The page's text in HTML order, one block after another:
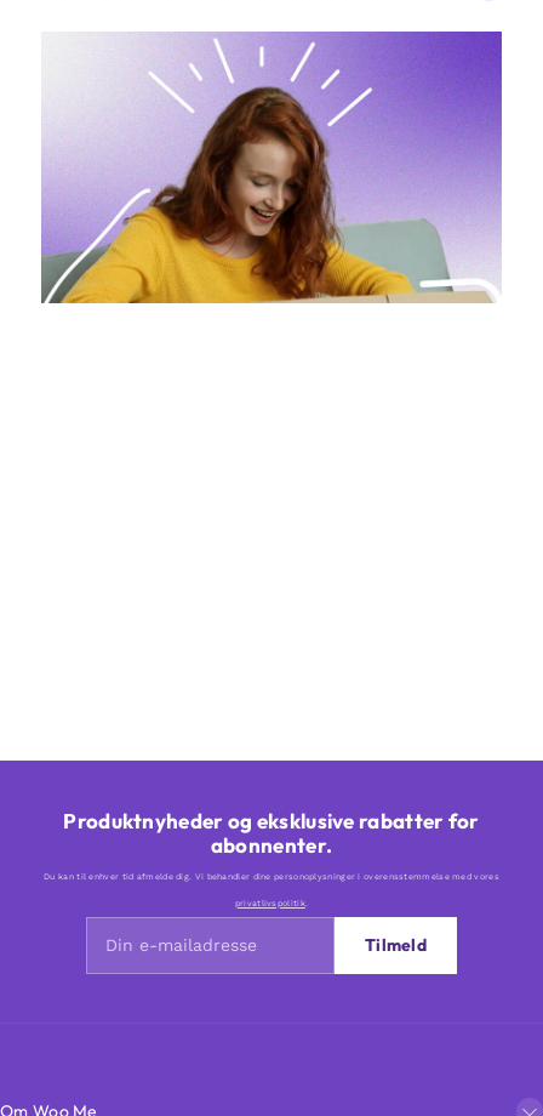
Produktnyheder og eksklusive rabatter for
abonnenter.
Du kan til enhver tid afmelde dig. Vi behandler dine personoplysninger i overensstemmelse med vores
privatlivspolitik.
Tilmeld
Om Woo Me